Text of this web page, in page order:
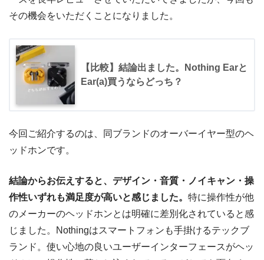
その機会をいただくことになりました。
【比較】結論出ました。Nothing Earと
Ear(a)買うならどっち？
今回ご紹介するのは、同ブランドのオーバーイヤー型のヘ
ッドホンです。
結論からお伝えすると、デザイン・音質・ノイキャン・操
作性いずれも満足度が高いと感じました。 特に操作性が他
のメーカーのヘッドホンとは明確に差別化されていると感
じました。Nothingはスマートフォンも手掛けるテックブ
ランド。使い心地の良いユーザーインターフェースがヘッ